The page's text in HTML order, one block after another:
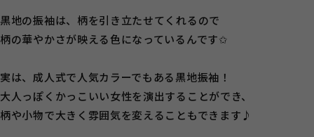
黒地の振袖は、柄を引き立たせてくれるので
柄の華やかさが映える色になっているんです✩
実は、成人式で人気カラーでもある黒地振袖！
大人っぽくかっこいい女性を演出することができ、
柄や小物で大きく雰囲気を変えることもできます♪